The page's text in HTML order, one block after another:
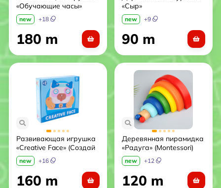
«Обучающие часы»
new +18
180 m
«Сыр»
new +9
90 m
Развивающая игрушка
«Creative Face» (Создай
лицо)
new +16
160 m
Деревянная пирамидка
«Радуга» (Montessori)
new +12
120 m